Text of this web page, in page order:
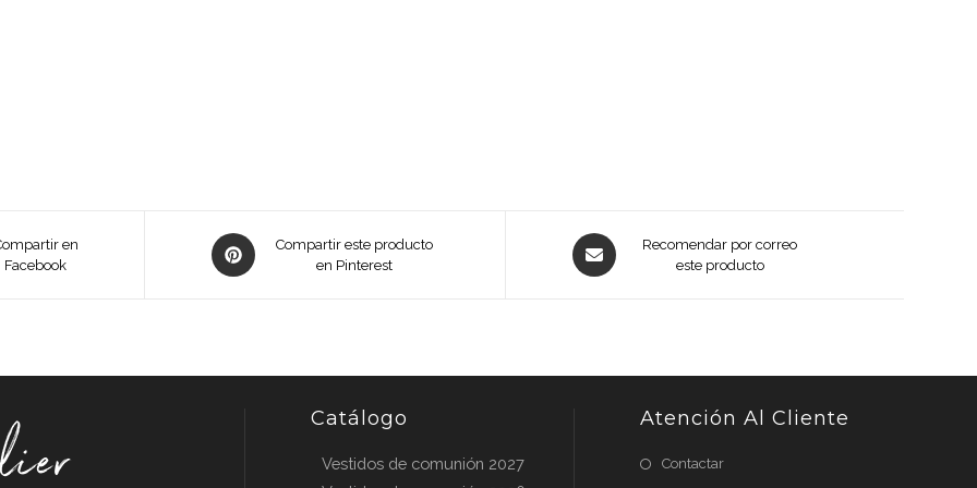
en
Facebook
Opens
in
Compartir este producto
en Pinterest
Opens
in
Recomendar por correo
este producto
Catálogo
Vestidos de comunión 2027
Atención Al Cliente
Contactar